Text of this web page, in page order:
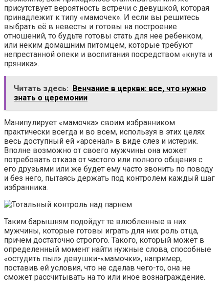
присутствует вероятность встречи с девушкой, которая
принадлежит к типу «мамочек». И если вы решитесь
выбрать её в невесты и готовы на построение
отношений, то будьте готовы стать для нее ребенком,
или неким домашним питомцем, которые требуют
непрестанной опеки и воспитания посредством «кнута и
пряника».
Читать здесь:
Венчание в церкви: все, что нужно
знать о церемонии
Манипулирует «мамочка» своим избранником
практически всегда и во всем, используя в этих целях
весь доступный ей «арсенал» в виде слез и истерик.
Вполне возможно от своего мужчины она может
потребовать отказа от частого или полного общения с
его друзьями или же будет ему часто звонить по поводу
и без него, пытаясь держать под контролем каждый шаг
избранника.
Таким барышням подойдут те влюбленные в них
мужчины, которые готовы играть для них роль отца,
причем достаточно строгого. Такого, который может в
определенный момент найти нужные слова, способные
«остудить пыл» девушки-«мамочки», например,
поставив ей условия, что не сделав чего-то, она не
сможет рассчитывать на то или иное вознаграждение.